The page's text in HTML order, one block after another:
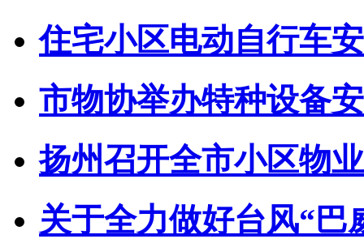
住宅小区电动自行车
市物协举办特种设备
扬州召开全市小区物
关于全力做好台风“巴